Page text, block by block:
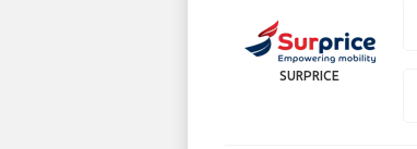
SURPRICE